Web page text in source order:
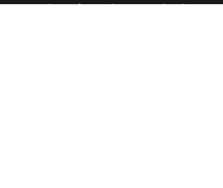
Music Charge for 2 ppl cover one bottle